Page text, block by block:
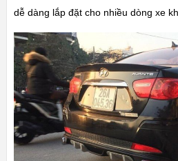
dễ dàng lắp đặt cho nhiều dòng xe